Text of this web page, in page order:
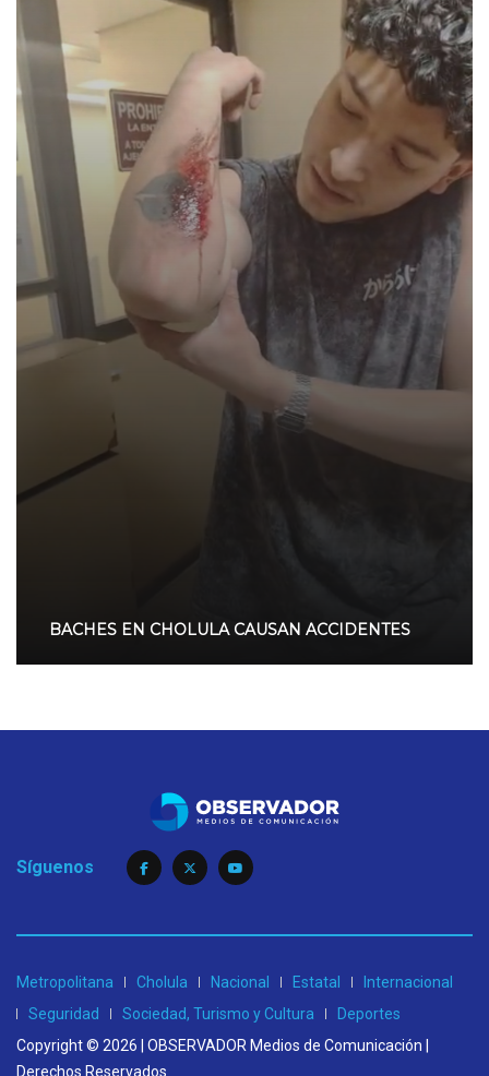
BACHES EN CHOLULA CAUSAN ACCIDENTES
Síguenos
Metropolitana Cholula Nacional Estatal
Internacional
Seguridad
Sociedad, Turismo y Cultura
Deportes
Copyright © 2026 | OBSERVADOR Medios de Comunicación |
Derechos Reservados